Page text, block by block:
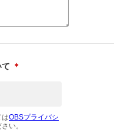
＊
OBSプライバシ
い。